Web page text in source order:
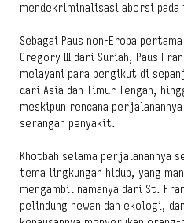
mendekriminalisasi aborsi pada
Sebagai Paus non-Eropa
Gregory III dari Suriah, Paus
melayani para pengikut di
dari Asia dan Timur Tengah,
meskipun rencana
serangan penyakit.
Khotbah selama perjalanannya
tema lingkungan hidup, yang
mengambil namanya dari St.
pelindung hewan dan ekologi,